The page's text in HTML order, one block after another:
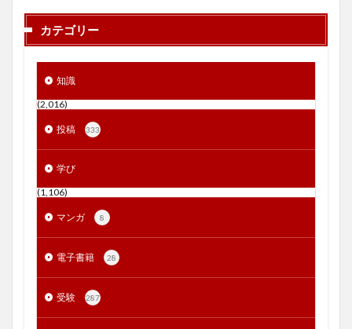
カテゴリー
知識
(2,016)
投稿 333
学び
(1,106)
マンガ 8
電子書籍 28
受験 287